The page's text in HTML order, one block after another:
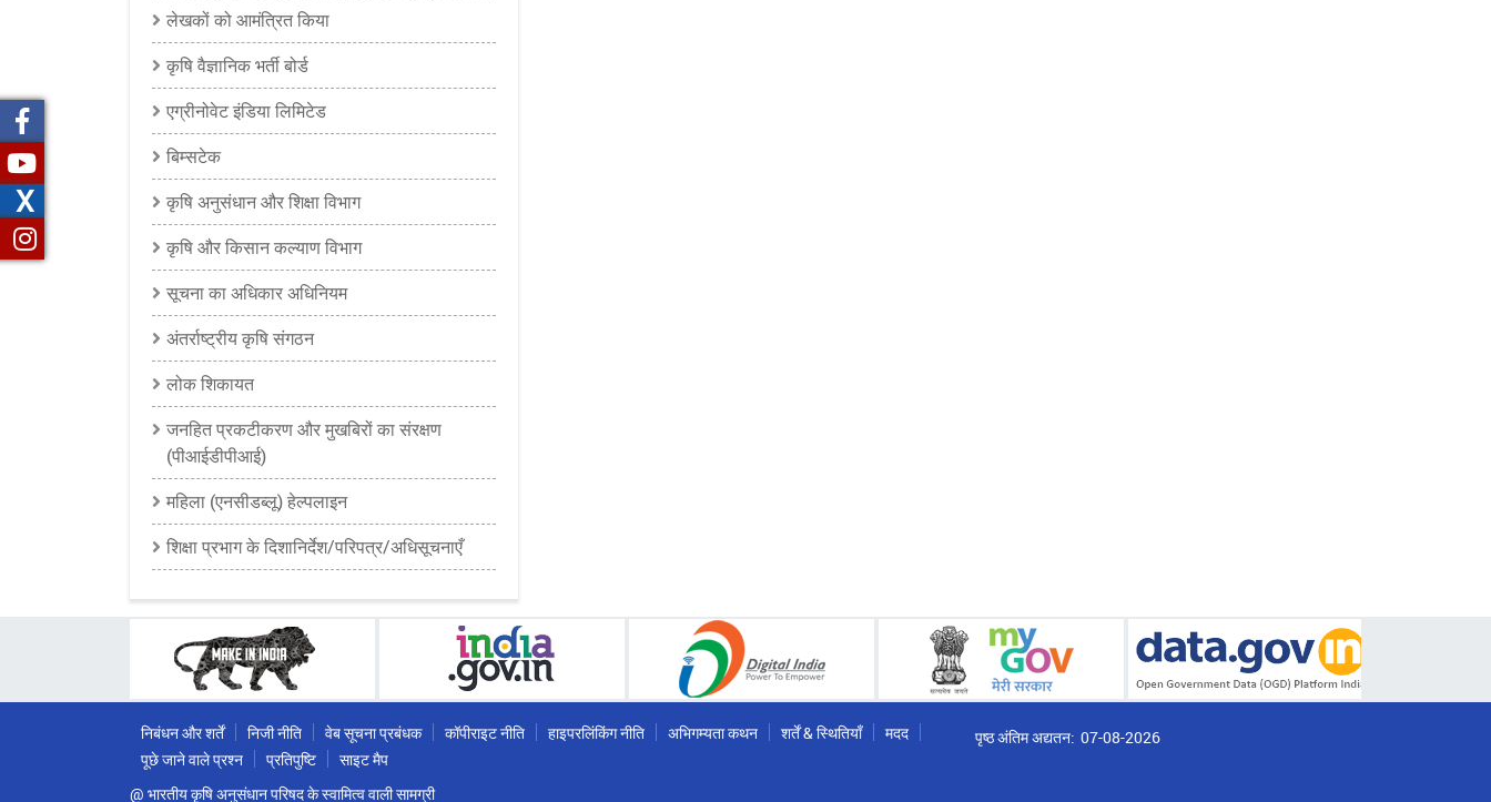
लेखकों को आमंत्रित किया
कृषि वैज्ञानिक भर्ती बोर्ड
एग्रीनोवेट इंडिया लिमिटेड
बिम्सटेक
कृषि अनुसंधान और शिक्षा विभाग
कृषि और किसान कल्याण विभाग
सूचना का अधिकार अधिनियम
अंतर्राष्ट्रीय कृषि संगठन
लोक शिकायत
जनहित प्रकटीकरण और मुखबिरों का संरक्षण
(पीआईडीपीआई)
महिला (एनसीडब्लू) हेल्पलाइन
शिक्षा प्रभाग के दिशानिर्देश/परिपत्र/अधिसूचनाएँ
निबंधन और शर्तें निजी नीति वेब सूचना प्रबंधक कॉपीराइट नीति हाइपरलिंकिंग नीति अभिगम्यता कथन शर्तें & स्थितियाँ
मदद
पूछे जाने वाले प्रश्न
प्रतिपुष्टि
साइट मैप
@ भारतीय कृषि अनुसंधान परिषद के स्वामित्व वाली सामग्री
पृष्ठ अंतिम अद्यतन: 07-08-2026
X